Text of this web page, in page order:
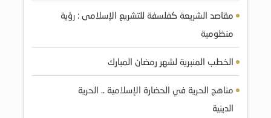
مقاصد الشريعة كفلسفة للتشريع الإسلامى : رؤية
منظومية
الخطب المنبرية لشهر رمضان المبارك
مناهج الحرية في الحضارة الإسلامية .. الحرية
الدينية